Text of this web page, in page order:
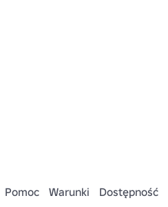
Pomoc Warunki Dostępność